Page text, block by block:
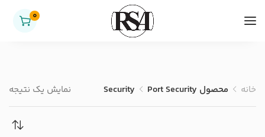
0
خانه محصول Security Port Security نمایش یک نتیجه